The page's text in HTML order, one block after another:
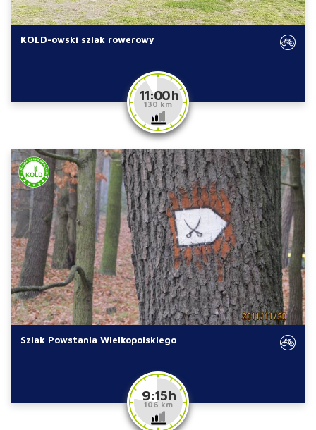
KOLD-owski szlak rowerowy
11:00 h
130 km
Szlak Powstania Wielkopolskiego
9:15 h
106 km